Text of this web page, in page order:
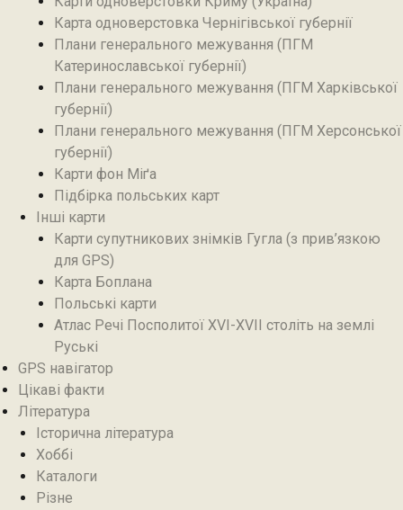
Карта одноверстовка Чернігівської губернії
Плани генерального межування (ПГМ
Катеринославської губернії)
Плани генерального межування (ПГМ Харківської
губернії)
Плани генерального межування (ПГМ Херсонської
губернії)
Карти фон Міґа
Підбірка польських карт
Інші карти
Карти супутникових знімків Гугла (з прив’язкою
для GPS)
Карта Боплана
Польські карти
Атлас Речі Посполитої XVI-XVII століть на землі
Руські
GPS навігатор
Цікаві факти
Література
Історична література
Хоббі
Каталоги
Різне